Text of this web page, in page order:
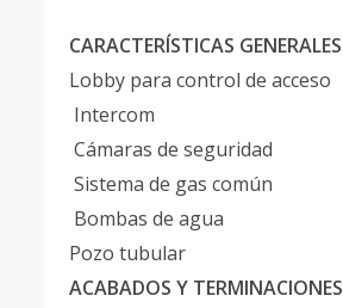
CARACTERÍSTICAS GENERALES
Lobby para control de acceso
Intercom
Cámaras de seguridad
Sistema de gas común
Bombas de agua
Pozo tubular
ACABADOS Y TERMINACIONES